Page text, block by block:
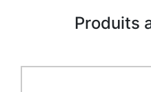
Produits